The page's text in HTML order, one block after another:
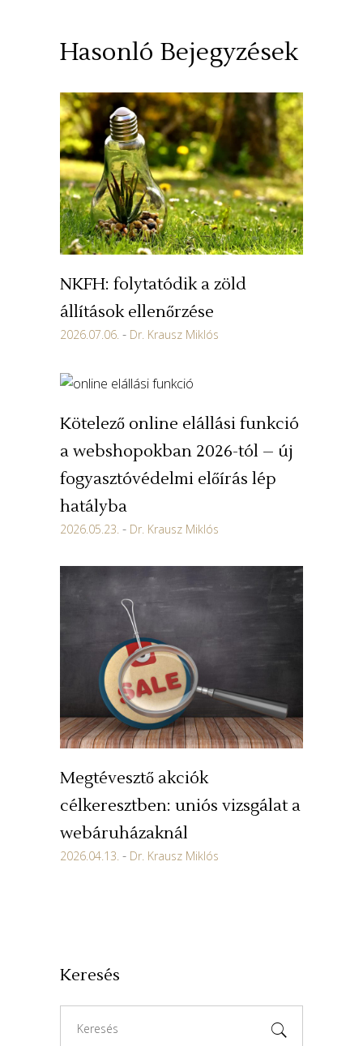
Hasonló Bejegyzések
NKFH: folytatódik a zöld
állítások ellenőrzése
2026.07.06. Dr. Krausz Miklós
Kötelező online elállási funkció
a webshopokban 2026-tól – új
fogyasztóvédelmi előírás lép
hatályba
2026.05.23. Dr. Krausz Miklós
Megtévesztő akciók
célkeresztben: uniós vizsgálat a
webáruházaknál
2026.04.13. Dr. Krausz Miklós
Keresés
for: